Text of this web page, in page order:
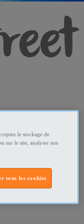
le stockage de
sur le site, analyser son
tous les cookies